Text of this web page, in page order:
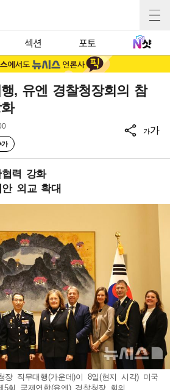
섹션 포토
, 유엔 경찰청장회의 참
가가
력 강화
안 외교 확대
장 직무대행(가운데)이 8일(현지 시각) 미국
회 국제연합(유엔) 경찰청장 회의